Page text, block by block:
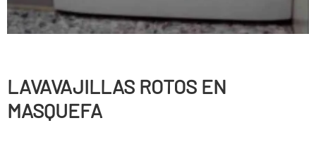
LAVAVAJILLAS ROTOS EN
MASQUEFA